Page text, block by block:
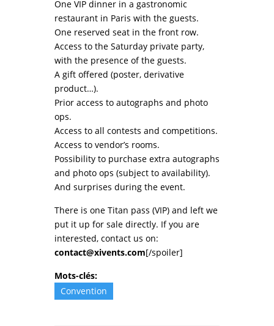
One VIP dinner in a gastronomic
restaurant in Paris with the guests.
One reserved seat in the front row.
Access to the Saturday private party,
with the presence of the guests.
A gift offered (poster, derivative
product…).
Prior access to autographs and photo
ops.
Access to all contests and competitions.
Access to vendor’s rooms.
Possibility to purchase extra autographs
and photo ops (subject to availability).
And surprises during the event.
There is one Titan pass (VIP) and left we
put it up for sale directly. If you are
interested, contact us on:
contact@xivents.com[/spoiler]
Mots-clés:
Convention